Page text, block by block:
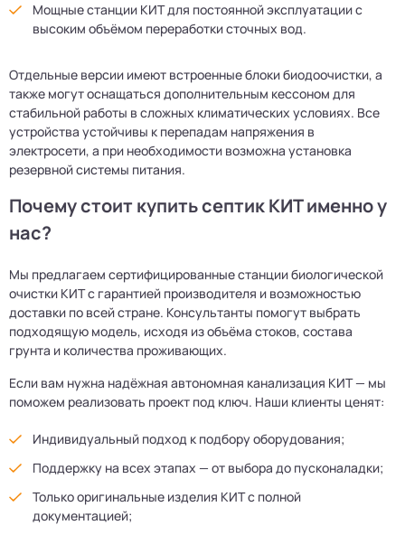
Мощные станции КИТ для постоянной эксплуатации с
высоким объёмом переработки сточных вод.
Отдельные версии имеют встроенные блоки биодоочистки, а
также могут оснащаться дополнительным кессоном для
стабильной работы в сложных климатических условиях. Все
устройства устойчивы к перепадам напряжения в
электросети, а при необходимости возможна установка
резервной системы питания.
Почему стоит купить септик КИТ именно у
нас?
Мы предлагаем сертифицированные станции биологической
очистки КИТ с гарантией производителя и возможностью
доставки по всей стране. Консультанты помогут выбрать
подходящую модель, исходя из объёма стоков, состава
грунта и количества проживающих.
Если вам нужна надёжная автономная канализация КИТ — мы
поможем реализовать проект под ключ. Наши клиенты ценят:
Индивидуальный подход к подбору оборудования;
Поддержку на всех этапах — от выбора до пусконаладки;
Только оригинальные изделия КИТ с полной
документацией;